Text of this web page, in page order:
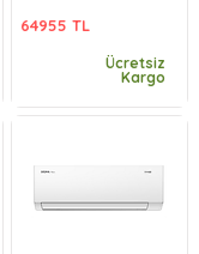
64955 TL
Ücretsiz
Kargo